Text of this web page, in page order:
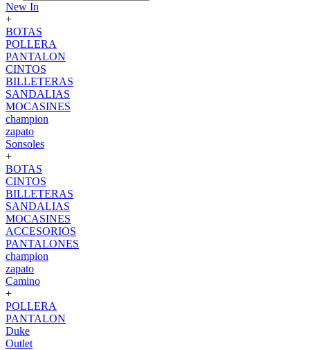
New In
+
BOTAS
POLLERA
PANTALON
CINTOS
BILLETERAS
SANDALIAS
MOCASINES
champion
zapato
Sonsoles
+
BOTAS
CINTOS
BILLETERAS
SANDALIAS
MOCASINES
ACCESORIOS
PANTALONES
champion
zapato
Camino
+
POLLERA
PANTALON
Duke
Outlet